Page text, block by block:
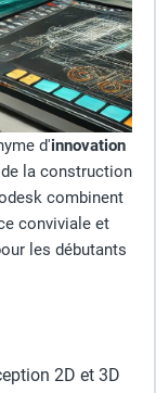
d'innovation
la construction
combinent
conviviale et
les débutants
2D et 3D